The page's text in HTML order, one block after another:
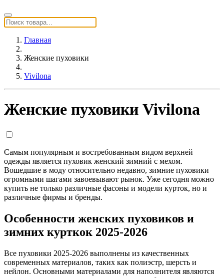
Главная
Женские пуховики
Vivilona
Женские пуховики Vivilona
Самым популярным и востребованным видом верхней
одежды является пуховик женский зимний с мехом.
Вошедшие в моду относительно недавно, зимние пуховики
огромными шагами завоевывают рынок. Уже сегодня можно
купить не только различные фасоны и модели курток, но и
различные фирмы и бренды.
Особенности женских пуховиков и
зимних курткок 2025-2026
Все пуховики 2025-2026 выполнены из качественных
современных материалов, таких как полиэстр, шерсть и
нейлон. Основными материалами для наполнителя являются